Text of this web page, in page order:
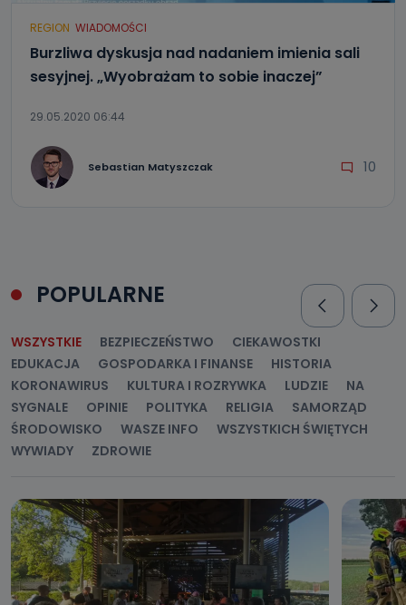
REGION WIADOMOŚCI
Burzliwa dyskusja nad nadaniem imienia sali
sesyjnej. „Wyobrażam to sobie inaczej”
29.05.2020 06:44
Sebastian Matyszczak 10
POPULARNE
WSZYSTKIE BEZPIECZEŃSTWO
CIEKAWOSTKI
EDUKACJA
GOSPODARKA I FINANSE
HISTORIA
KORONAWIRUS
KULTURA I ROZRYWKA LUDZIE
NA
SYGNALE
OPINIE POLITYKA RELIGIA
SAMORZĄD
ŚRODOWISKO
WASZE INFO
WSZYSTKICH ŚWIĘTYCH
WYWIADY
ZDROWIE